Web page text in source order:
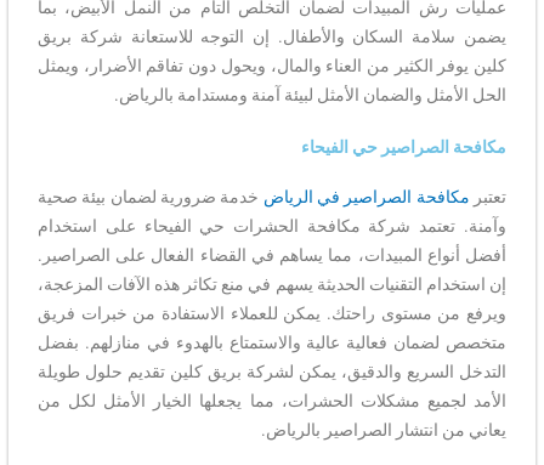
عمليات رش المبيدات لضمان التخلص التام من النمل الأبيض، بما
يضمن سلامة السكان والأطفال. إن التوجه للاستعانة شركة بريق
كلين يوفر الكثير من العناء والمال، ويحول دون تفاقم الأضرار، ويمثل
الحل الأمثل والضمان الأمثل لبيئة آمنة ومستدامة بالرياض.
مكافحة الصراصير حي الفيحاء
تعتبر مكافحة الصراصير في الرياض خدمة ضرورية لضمان بيئة صحية
وآمنة. تعتمد شركة مكافحة الحشرات حي الفيحاء على استخدام
أفضل أنواع المبيدات، مما يساهم في القضاء الفعال على الصراصير.
إن استخدام التقنيات الحديثة يسهم في منع تكاثر هذه الآفات المزعجة،
ويرفع من مستوى راحتك. يمكن للعملاء الاستفادة من خبرات فريق
متخصص لضمان فعالية عالية والاستمتاع بالهدوء في منازلهم. بفضل
التدخل السريع والدقيق، يمكن لشركة بريق كلين تقديم حلول طويلة
الأمد لجميع مشكلات الحشرات، مما يجعلها الخيار الأمثل لكل من
يعاني من انتشار الصراصير بالرياض.